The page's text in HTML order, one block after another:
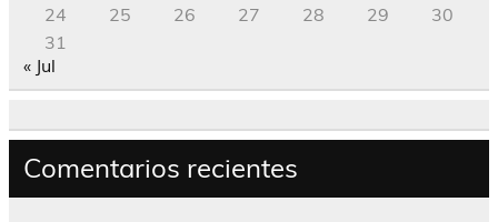
24
25 26 27 28 29
30
31
« Jul
Comentarios recientes